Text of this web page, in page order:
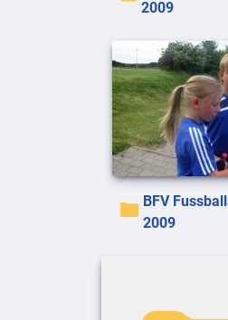
2009
BFV Fussballschule
2009